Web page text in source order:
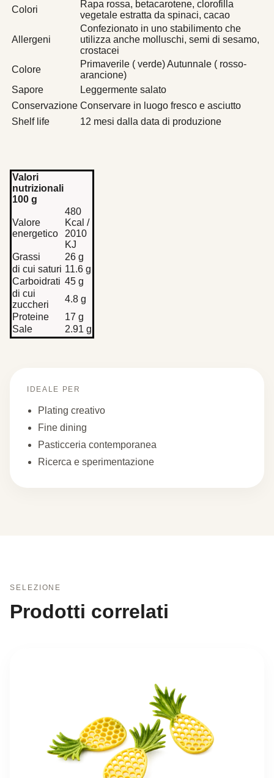
Colori
Rapa rossa, betacarotene, clorofilla
vegetale estratta da spinaci, cacao
Allergeni
Confezionato in uno stabilimento che
utilizza anche molluschi, semi di sesamo,
crostacei
Colore
Primaverile ( verde) Autunnale ( rosso-
arancione)
Sapore
Leggermente salato
Conservazione Conservare in luogo fresco e asciutto
Shelf life
12 mesi dalla data di produzione
Valori
nutrizionali
100 g
Valore
energetico
480
Kcal /
2010
KJ
Grassi
26 g
di cui saturi 11.6 g
Carboidrati 45 g
di cui
zuccheri
4.8 g
Proteine
17 g
Sale
2.91 g
IDEALE PER
Plating creativo
Fine dining
Pasticceria contemporanea
Ricerca e sperimentazione
SELEZIONE
Prodotti correlati